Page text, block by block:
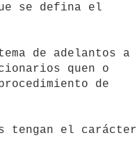
se defina el
quen o
de